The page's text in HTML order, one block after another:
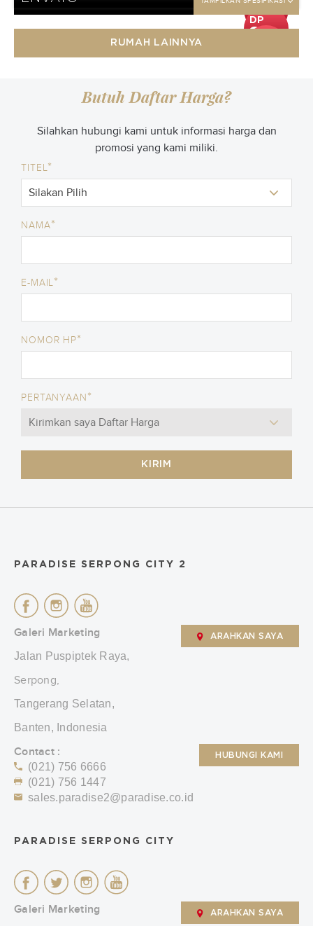
25 jt
DP
25
25 jt
RUMAH LAINNYA
Butuh Daftar Harga?
Silahkan hubungi kami untuk informasi harga dan
promosi yang kami miliki.
TITEL*
NAMA*
E-MAIL*
NOMOR HP*
PERTANYAAN*
KIRIM
PARADISE SERPONG CITY 2
Galeri Marketing
Jalan Puspiptek Raya,
Serpong,
Tangerang Selatan,
Banten, Indonesia
ARAHKAN SAYA
Contact :
(021) 756 6666
(021) 756 1447
sales.paradise2@paradise.co.id
HUBUNGI KAMI
PARADISE SERPONG CITY
Galeri Marketing ARAHKAN SAYA